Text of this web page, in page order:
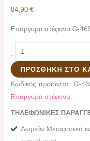
84,90 €
Επάργυρα στέφανα G-
-
ΠΡΟΣΘΉΚΗ ΣΤΟ
Κωδικός προϊόντος: G-
Επάργυρα στέφανα
ΤΗΛΕΦΩΝΙΚΕΣ
Δωρεάν Μεταφορικά